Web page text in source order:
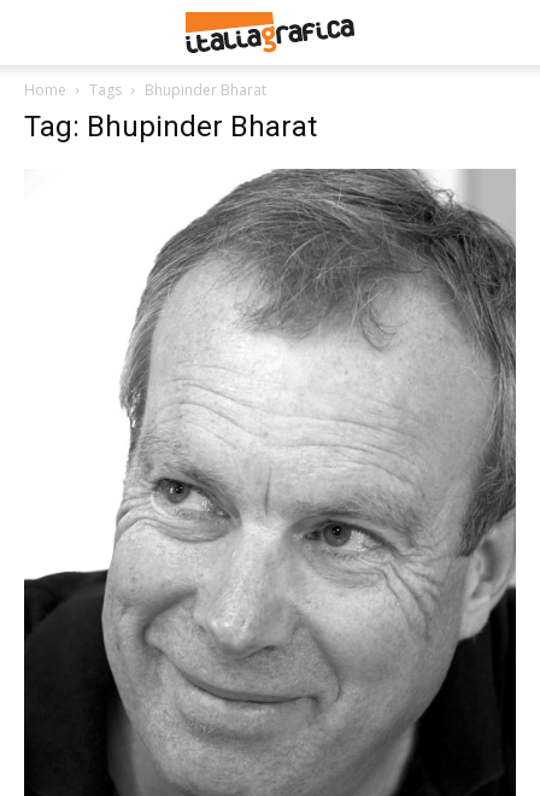
Home Tags Bhupinder Bharat
Tag: Bhupinder Bharat